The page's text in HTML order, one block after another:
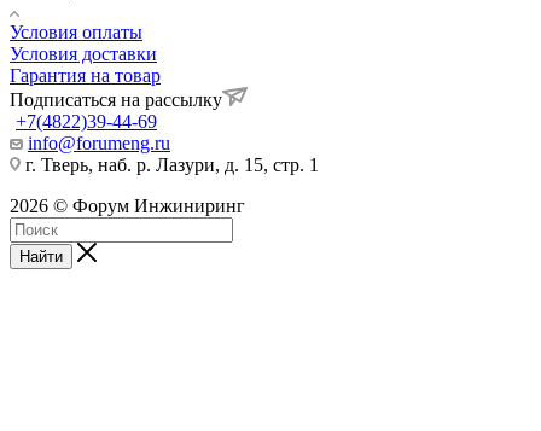
Условия оплаты
Условия доставки
Гарантия на товар
Подписаться на рассылку
+7(4822)39-44-69
info@forumeng.ru
г. Тверь, наб. р. Лазури, д. 15, стр. 1
2026 © Форум Инжиниринг
Найти